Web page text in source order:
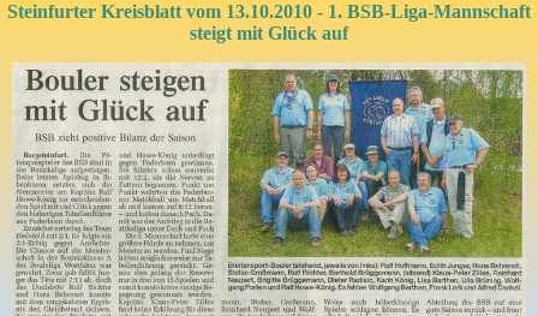
Steinfurter Kreisblatt vom 13.10.2010 - 1. BSB-Liga-Mannschaft
steigt mit Glück auf